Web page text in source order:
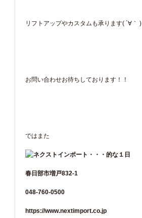
リフトアップやカスタムも承ります( ´∀｀ )
お問い合わせお待ちしております！！
ではまた
春日部市増戸832-1
048-760-0500
https://www.nextimport.co.jp